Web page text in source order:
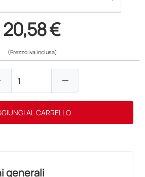
20,58 €
(Prezzo iva inclusa)
remove
AL CARRELLO
generali